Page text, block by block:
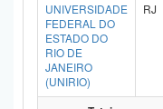
UNIVERSIDADE
FEDERAL DO
ESTADO DO
RIO DE
JANEIRO
(UNIRIO)
RJ